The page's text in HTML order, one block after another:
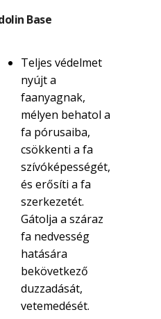
Base
Teljes védelmet
nyújt a
faanyagnak,
mélyen behatol a
fa pórusaiba,
csökkenti a fa
szívóképességét,
és erősíti a fa
szerkezetét.
Gátolja a száraz
fa nedvesség
hatására
bekövetkező
duzzadását,
vetemedését.